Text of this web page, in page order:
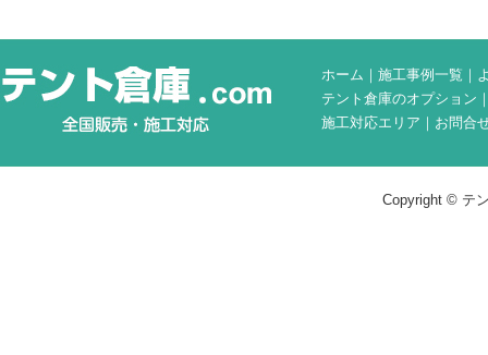
ホーム ｜ 施工事例一覧 ｜
テント倉庫のオプション
施工対応エリア ｜ お問合
Copyright © テ